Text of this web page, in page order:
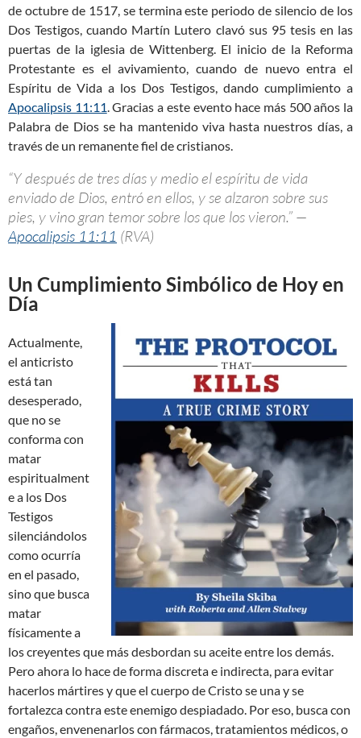
de octubre de 1517, se termina este periodo de silencio de los
Dos Testigos, cuando Martín Lutero clavó sus 95 tesis en las
puertas de la iglesia de Wittenberg. El inicio de la Reforma
Protestante es el avivamiento, cuando de nuevo entra el
Espíritu de Vida a los Dos Testigos, dando cumplimiento a
Apocalipsis 11:11. Gracias a este evento hace más 500 años la
Palabra de Dios se ha mantenido viva hasta nuestros días, a
través de un remanente fiel de cristianos.
“Y después de tres días y medio el espíritu de vida
enviado de Dios, entró en ellos, y se alzaron sobre sus
pies, y vino gran temor sobre los que los vieron.” —
Apocalipsis 11:11 (RVA)
Un Cumplimiento Simbólico de Hoy en
Día
Actualmente,
el anticristo
está tan
desesperado,
que no se
conforma con
matar
espiritualment
e a los Dos
Testigos
silenciándolos
como ocurría
en el pasado,
sino que busca
matar
físicamente a
los creyentes que más desbordan su aceite entre los demás.
Pero ahora lo hace de forma discreta e indirecta, para evitar
hacerlos mártires y que el cuerpo de Cristo se una y se
fortalezca contra este enemigo despiadado. Por eso, busca con
engaños, envenenarlos con fármacos, tratamientos médicos, o